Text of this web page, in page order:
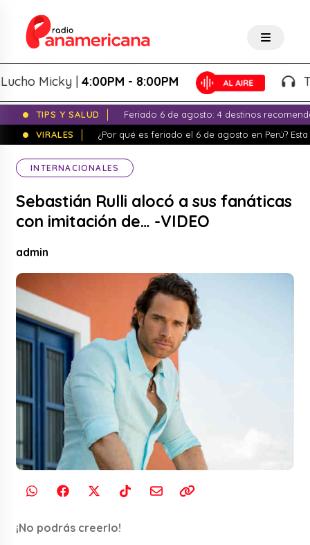
Micky |4:00PM - 8:00PM
TIPS Y SALUD
Feriado 6 de agosto: 4 destinos
VIRALES
¿Por qué es feriado el 6 de agosto en Perú?
INTERNACIONALES
Sebastián Rulli alocó a sus fanáticas
con imitación de… -VIDEO
admin
¡No podrás creerlo!